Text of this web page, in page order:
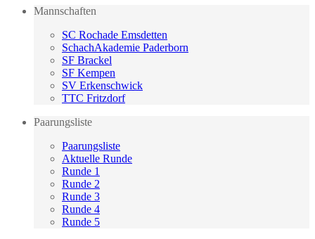
Mannschaften
SC Rochade Emsdetten
SchachAkademie Paderborn
SF Brackel
SF Kempen
SV Erkenschwick
TTC Fritzdorf
Paarungsliste
Paarungsliste
Aktuelle Runde
Runde 1
Runde 2
Runde 3
Runde 4
Runde 5